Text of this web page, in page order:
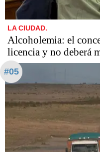
LA CIUDAD.
Alcoholemia: el
licencia y no deberá
#05